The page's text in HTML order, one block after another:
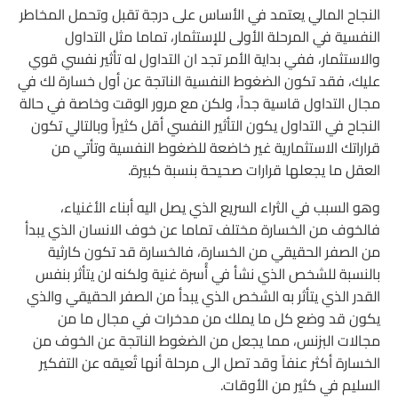
النجاح المالي يعتمد في الأساس على درجة تقبل وتحمل المخاطر
النفسية في المرحلة الأولى للإستثمار، تماما مثل التداول
والاستثمار، ففي بداية الأمر تجد ان التداول له تأثير نفسي قوي
عليك، فقد تكون الضغوط النفسية الناتجة عن أول خسارة لك في
مجال التداول قاسية جداً، ولكن مع مرور الوقت وخاصة في حالة
النجاح في التداول يكون التأثير النفسي أقل كثيراً وبالتالي تكون
قراراتك الاستثمارية غير خاضعة للضغوط النفسية وتأتي من
العقل ما يجعلها قرارات صحيحة بنسبة كبيرة.
وهو السبب في الثراء السريع الذي يصل اليه أبناء الأغنياء،
فالخوف من الخسارة مختلف تماما عن خوف الانسان الذي يبدأ
من الصفر الحقيقي من الخسارة، فالخسارة قد تكون كارثية
بالنسبة للشخص الذي نشأ في أُسرة غنية ولكنه لن يتأثر بنفس
القدر الذي يتأثر به الشخص الذي يبدأ من الصفر الحقيقي والذي
يكون قد وضع كل ما يملك من مدخرات في مجال ما من
مجالات البزنس، مما يجعل من الضغوط الناتجة عن الخوف من
الخسارة أكثر عنفاً وقد تصل الى مرحلة أنها تُعيقه عن التفكير
السليم في كثير من الأوقات.